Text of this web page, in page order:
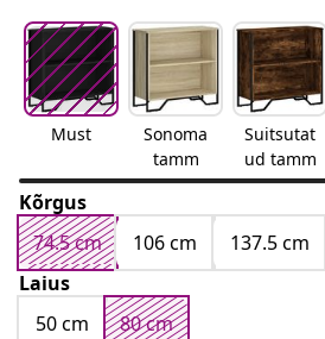
Must
Sonoma
tamm
Suitsutat
ud tamm
Kõrgus
74.5 cm
106 cm 137.5 cm
Laius
50 cm
80 cm